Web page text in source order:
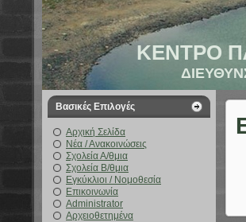
ΚΕΝΤΡΟ
Βασικές Επιλογές
Αρχική Σελίδα
Νέα / Ανακοινώσεις
Σχολεία Α/θμια
Σχολεία Β/θμια
Εγκύκλιοι / Νομοθεσία
Επικοινωνία
Administrator
Αρχειοθετημένα